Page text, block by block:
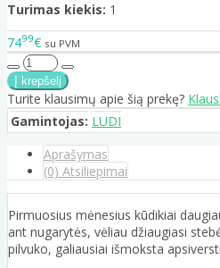
Turimas kiekis: 1
7499€ su PVM
Turite klausimų apie šią prekę?
Gamintojas: LUDI
Aprašymas
(0) Atsiliepimai
Pirmuosius mėnesius kūdikiai
ant nugarytės, vėliau džiaugiasi
pilvuko, galiausiai išmoksta